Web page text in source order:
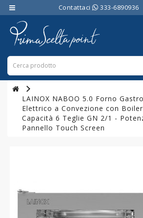
Contattaci 333-6890936
Category
ATTREZZATURE
BAR
ATTREZZATURE
PROFESSIONALI
CUCINA
PROFESSIONALI
LAINOX NABOO 5.0 Forno
Elettrico a Convezione con
Capacità 6 Teglie GN 2/1 -
Pannello Touch Screen